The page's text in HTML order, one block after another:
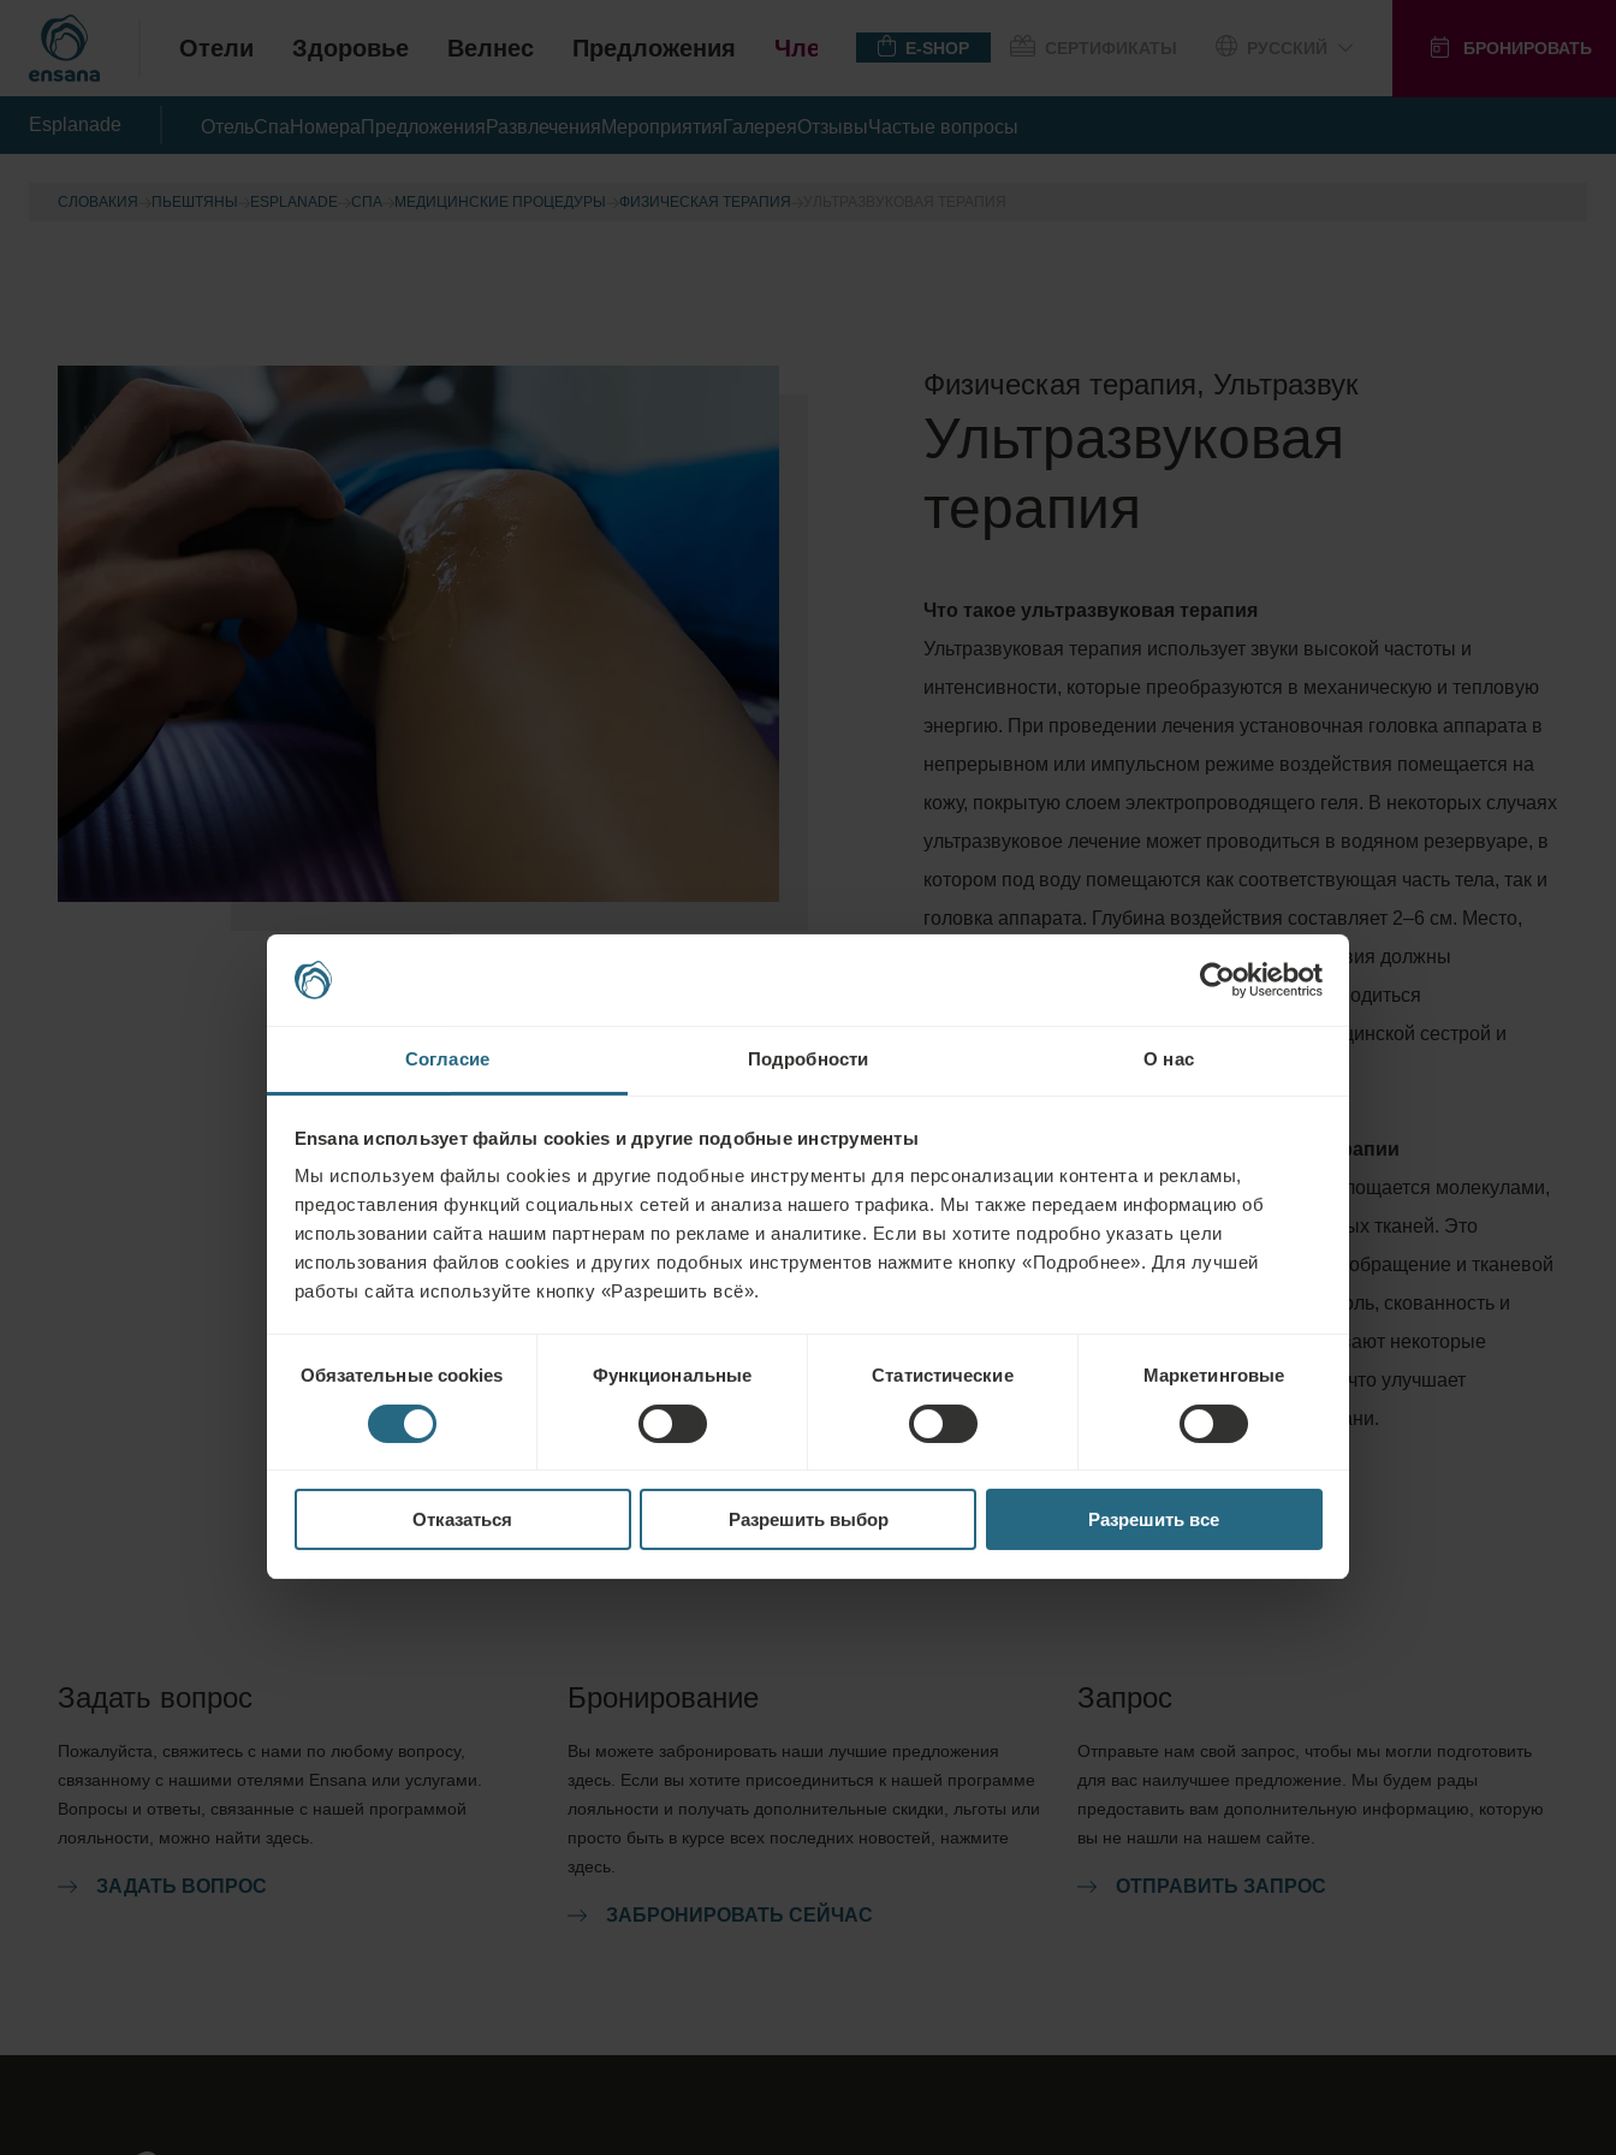
Согласие Подробности О нас
Ensana использует файлы cookies и другие подобные инструменты
Мы используем файлы cookies и другие подобные инструменты для персонализации контента и рекламы,
предоставления функций социальных сетей и анализа нашего трафика. Мы также передаем информацию об
использовании сайта нашим партнерам по рекламе и аналитике. Если вы хотите подробно указать цели
использования файлов cookies и других подобных инструментов нажмите кнопку «Подробнее». Для лучшей
работы сайта используйте кнопку «Разрешить всё».
согласия
Обязательные cookies Функциональные Статистические Маркетинговые
Отказаться Разрешить выбор Разрешить все
Отели Здоровье Велнес Предложения Членство E-SHOP БРОНИРОВАТЬ
Esplanade ОтельСпа Номера Предложения Развлечения Мероприятия ГалереяОтзывыЧастые вопросы
СЛОВАКИЯ ПЬЕШТЯНЫ ESPLANADE CПА МЕДИЦИНСКИЕ ПРОЦЕДУРЫ ФИЗИЧЕСКАЯ ТЕРАПИЯ
Физическая терапия, Ультразвук
Ультразвуковая
терапия
Что такое ультразвуковая терапия
Ультразвуковая терапия использует звуки высокой частоты и
интенсивности, которые преобразуются в механическую и тепловую
энергию. При проведении лечения установочная головка аппарата в
непрерывном или импульсном режиме воздействия помещается на
кожу, покрытую слоем электропроводящего геля. В некоторых случаях
ультразвуковое лечение может проводиться в водяном резервуаре, в
котором под воду помещаются как соответствующая часть тела, так и
головка аппарата. Глубина воздействия составляет 2–6 см. Место,
режим, продолжительность и частота воздействия должны
назначаться врачом. Само лечение может проводиться
физиотерапевтом или дипломированной медицинской сестрой и
Положительно влияние ультразвуковой терапии
Около одной трети ультразвуковой энергии поглощается молекулами,
что обеспечивает микромассаж и нагрев целевых тканей. Это
приводит к релаксации мышц и улучшает кровообращение и тканевой
обмен веществ. Как следствие, уменьшается боль, скованность и
отечность. Ультразвуковые волны также усиливают некоторые
химические реакции в соединительных тканях, что улучшает
заживление гематом и смягчает онемевшие ткани.
Задать вопрос
Пожалуйста, свяжитесь с нами по любому вопросу,
связанному с нашими отелями Ensana или услугами.
Вопросы и ответы, связанные с нашей программой
лояльности, можно найти здесь.
ЗАДАТЬ ВОПРОС
Бронирование
Вы можете забронировать наши лучшие предложения
здесь. Если вы хотите присоединиться к нашей программе
лояльности и получать дополнительные скидки, льготы или
просто быть в курсе всех последних новостей, нажмите
здесь.
ЗАБРОНИРОВАТЬ СЕЙЧАС
Запрос
Отправьте нам свой запрос, чтобы мы могли подготовить
для вас наилучшее предложение. Мы будем рады
предоставить вам дополнительную информацию, которую
вы не нашли на нашем сайте.
ОТПРАВИТЬ ЗАПРОС